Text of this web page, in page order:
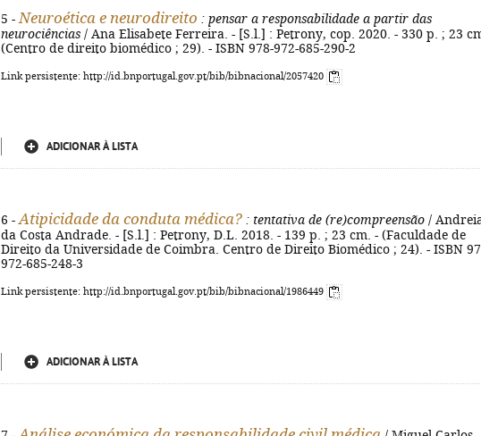
5 - Neuroética e neurodireito : pensar a responsabilidade a partir das
neurociências / Ana Elisabete Ferreira. - [S.l.] : Petrony, cop. 2020. - 330 p. ; 23
(Centro de direito biomédico ; 29). - ISBN 978-972-685-290-2
Link persistente: http://id.bnportugal.gov.pt/bib/bibnacional/2057420
ADICIONAR À LISTA
6 - Atipicidade da conduta médica? : tentativa de (re)compreensão /
da Costa Andrade. - [S.l.] : Petrony, D.L. 2018. - 139 p. ; 23 cm. - (Faculdade de
Direito da Universidade de Coimbra. Centro de Direito Biomédico ; 24). - ISBN
972-685-248-3
Link persistente: http://id.bnportugal.gov.pt/bib/bibnacional/1986449
ADICIONAR À LISTA